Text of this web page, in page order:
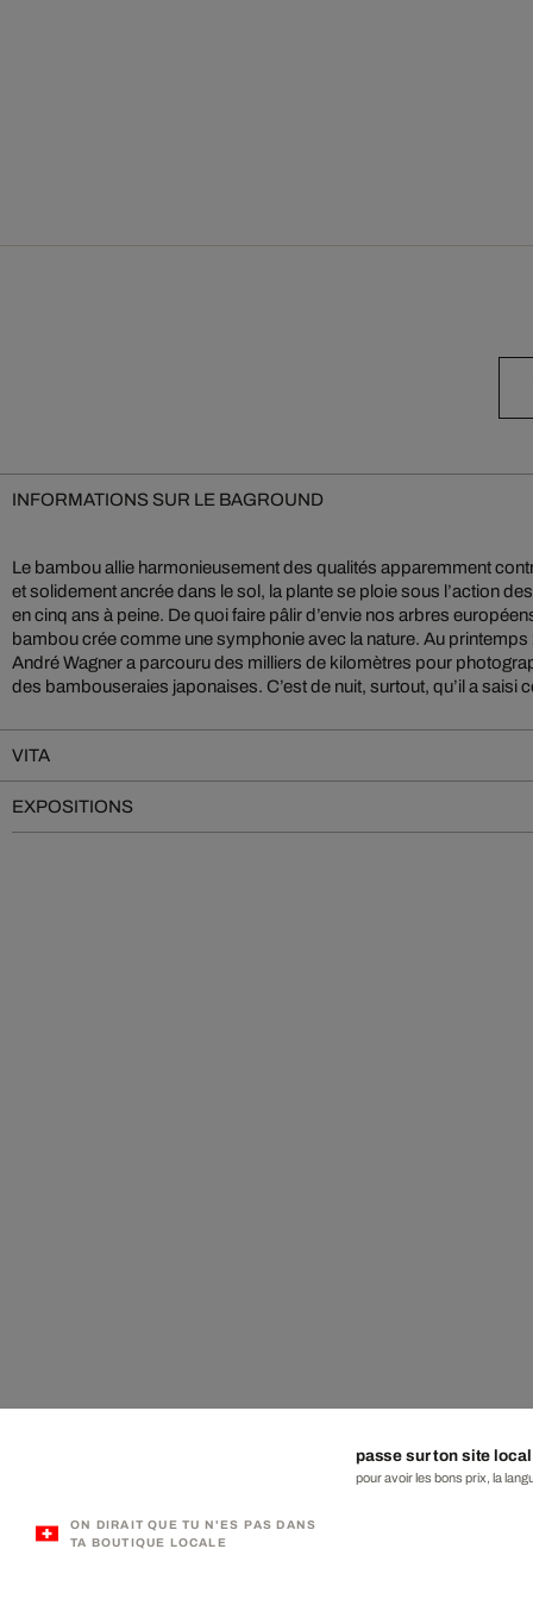
INFORMATIONS SUR LE BAGROUND
Le bambou allie harmonieusement des qualités apparemment
et solidement ancrée dans le sol, la plante se ploie sous l’action
en cinq ans à peine. De quoi faire pâlir d’envie nos arbres
bambou crée comme une symphonie avec la nature. Au
André Wagner a parcouru des milliers de kilomètres pour
des bambouseraies japonaises. C’est de nuit, surtout, qu’il a saisi
VITA
EXPOSITIONS
ON DIRAIT QUE TU N'ES PAS DANS
TA BOUTIQUE LOCALE
passe sur ton site local
pour avoir les bons prix, la